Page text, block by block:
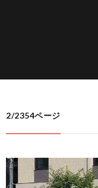
2/2354ページ